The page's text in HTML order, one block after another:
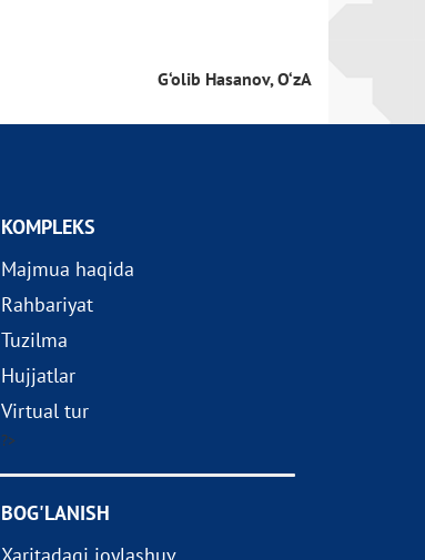
G‘olib Hasanov, O‘zA
KOMPLEKS
Majmua haqida
Rahbariyat
Tuzilma
Hujjatlar
Virtual tur
?>
BOG'LANISH